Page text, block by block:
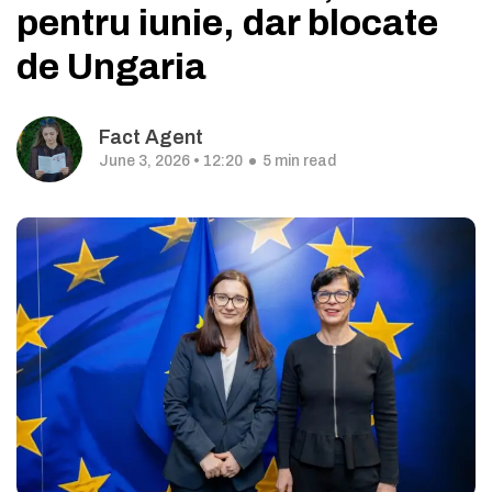
pentru iunie, dar blocate
de Ungaria
Fact Agent
June 3, 2026 • 12:20 5 min read